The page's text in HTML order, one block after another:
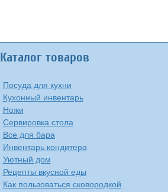
Каталог товаров
Посуда для кухни
Кухонный инвентарь
Ножи
Сервировка стола
Все для бара
Инвентарь кондитера
Уютный дом
Рецепты вкусной еды
Как пользоваться сковородкой